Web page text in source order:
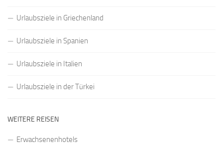
Urlaubsziele in Griechenland
Urlaubsziele in Spanien
Urlaubsziele in Italien
Urlaubsziele in der Türkei
WEITERE REISEN
Erwachsenenhotels